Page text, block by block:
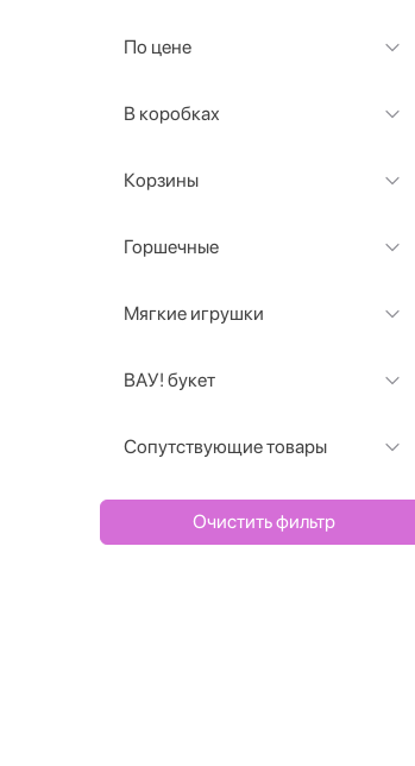
По цене
В коробках
Корзины
Горшечные
Мягкие игрушки
ВАУ! букет
Сопутствующие товары
Очистить фильтр